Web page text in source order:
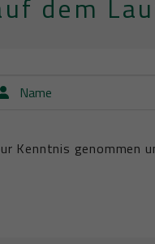
Kenntnis genommen